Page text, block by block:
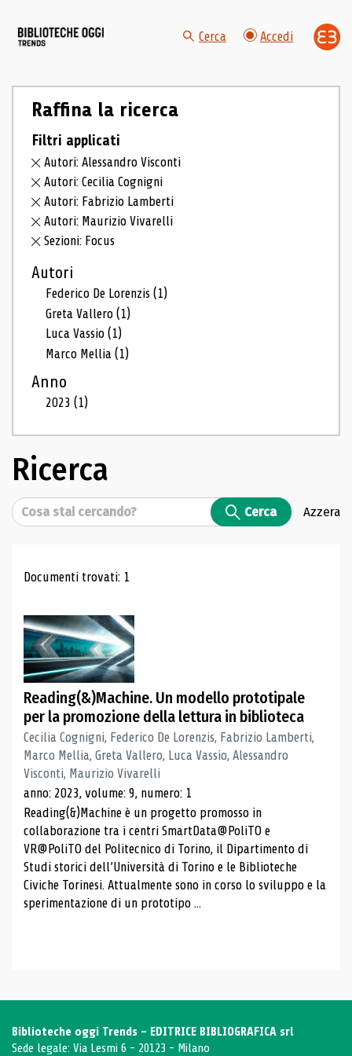
Cerca Accedi
Raffina la ricerca
Filtri applicati
Autori: Alessandro Visconti
Autori: Cecilia Cognigni
Autori: Fabrizio Lamberti
Autori: Maurizio Vivarelli
Sezioni: Focus
Autori
Federico De Lorenzis(1)
Greta Vallero(1)
Luca Vassio(1)
Marco Mellia(1)
Anno
2023(1)
Ricerca
Cerca Cerca Azzera
Risultati di ricerca
Documenti trovati: 1
Reading(&)Machine. Un modello prototipale
per la promozione della lettura in biblioteca
Cecilia Cognigni, Federico De Lorenzis, Fabrizio Lamberti,
Marco Mellia, Greta Vallero, Luca Vassio, Alessandro
Visconti, Maurizio Vivarelli
anno: 2023, volume: 9, numero: 1
Reading(&)Machine è un progetto promosso in
collaborazione tra i centri SmartData@PoliTO e
VR@PoliTO del Politecnico di Torino, il Dipartimento di
Studi storici dell’Università di Torino e le Biblioteche
Civiche Torinesi. Attualmente sono in corso lo sviluppo e la
sperimentazione di un prototipo ...
Biblioteche oggi Trends - EDITRICE BIBLIOGRAFICA srl
Sede legale: Via Lesmi 6 - 20123 - Milano